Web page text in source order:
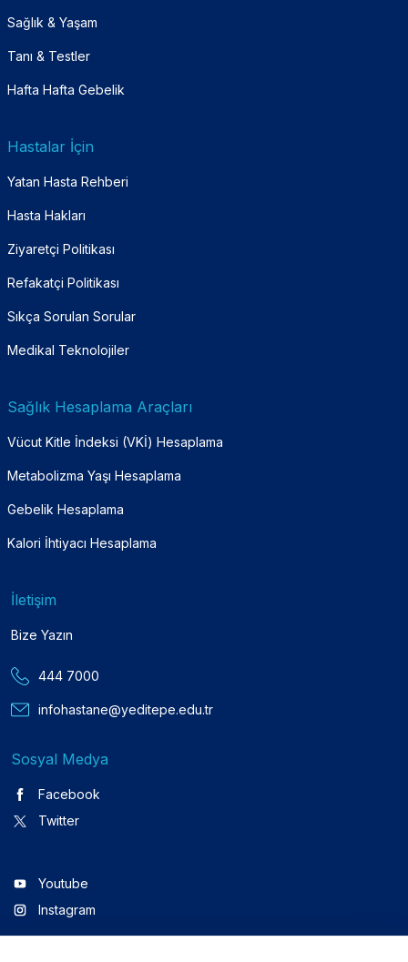
Sağlık & Yaşam
Tanı & Testler
Hafta Hafta Gebelik
Hastalar İçin
Yatan Hasta Rehberi
Hasta Hakları
Ziyaretçi Politikası
Refakatçi Politikası
Sıkça Sorulan Sorular
Medikal Teknolojiler
Sağlık Hesaplama Araçları
Vücut Kitle İndeksi (VKİ) Hesaplama
Metabolizma Yaşı Hesaplama
Gebelik Hesaplama
Kalori İhtiyacı Hesaplama
İletişim
Bize Yazın
444 7000
infohastane@yeditepe.edu.tr
Sosyal Medya
Facebook
Twitter
Youtube
Instagram